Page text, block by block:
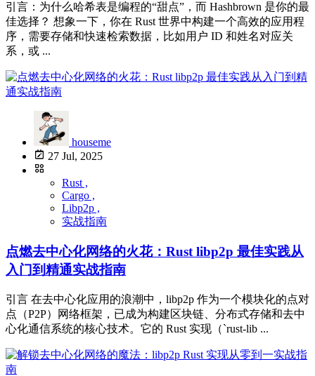
引言：为什么哈希表是编程的“甜点”，而 Hashbrown 是你的最
佳选择？ 想象一下，你在 Rust 世界中构建一个高效的应用程
序，需要存储和快速检索数据，比如用户 ID 和姓名对应关
系，或 ...
houseme
27 Jul, 2025
Rust ,
Cargo ,
Libp2p ,
实战指南
点燃去中心化网络的火花：Rust libp2p 最佳实践从
入门到精通实战指南
引言 在去中心化应用的浪潮中，libp2p 作为一个模块化的点对
点（P2P）网络框架，已成为构建区块链、分布式存储和去中
心化通信系统的核心技术。它的 Rust 实现（`rust-lib ...